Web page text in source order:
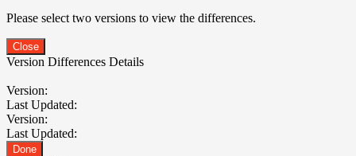
Please select two versions to view the differences.
Close
Version Differences Details
Version:
Last Updated:
Version:
Last Updated:
Done